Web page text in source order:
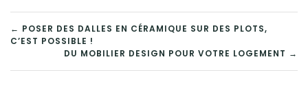
NAVIGATION
DE
← POSER DES DALLES EN CÉRAMIQUE SUR DES PLOTS,
C’EST POSSIBLE !
DU MOBILIER DESIGN POUR VOTRE LOGEMENT →